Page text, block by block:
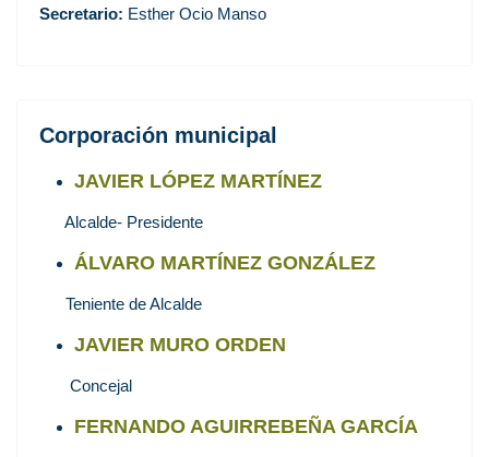
Secretario: Esther Ocio Manso
Corporación municipal
JAVIER LÓPEZ MARTÍNEZ
Alcalde- Presidente
ÁLVARO MARTÍNEZ GONZÁLEZ
Teniente de Alcalde
JAVIER MURO ORDEN
Concejal
FERNANDO AGUIRREBEÑA GARCÍA